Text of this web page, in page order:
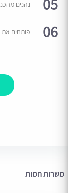
05 נהנים
06 פותחים
משרות חמות